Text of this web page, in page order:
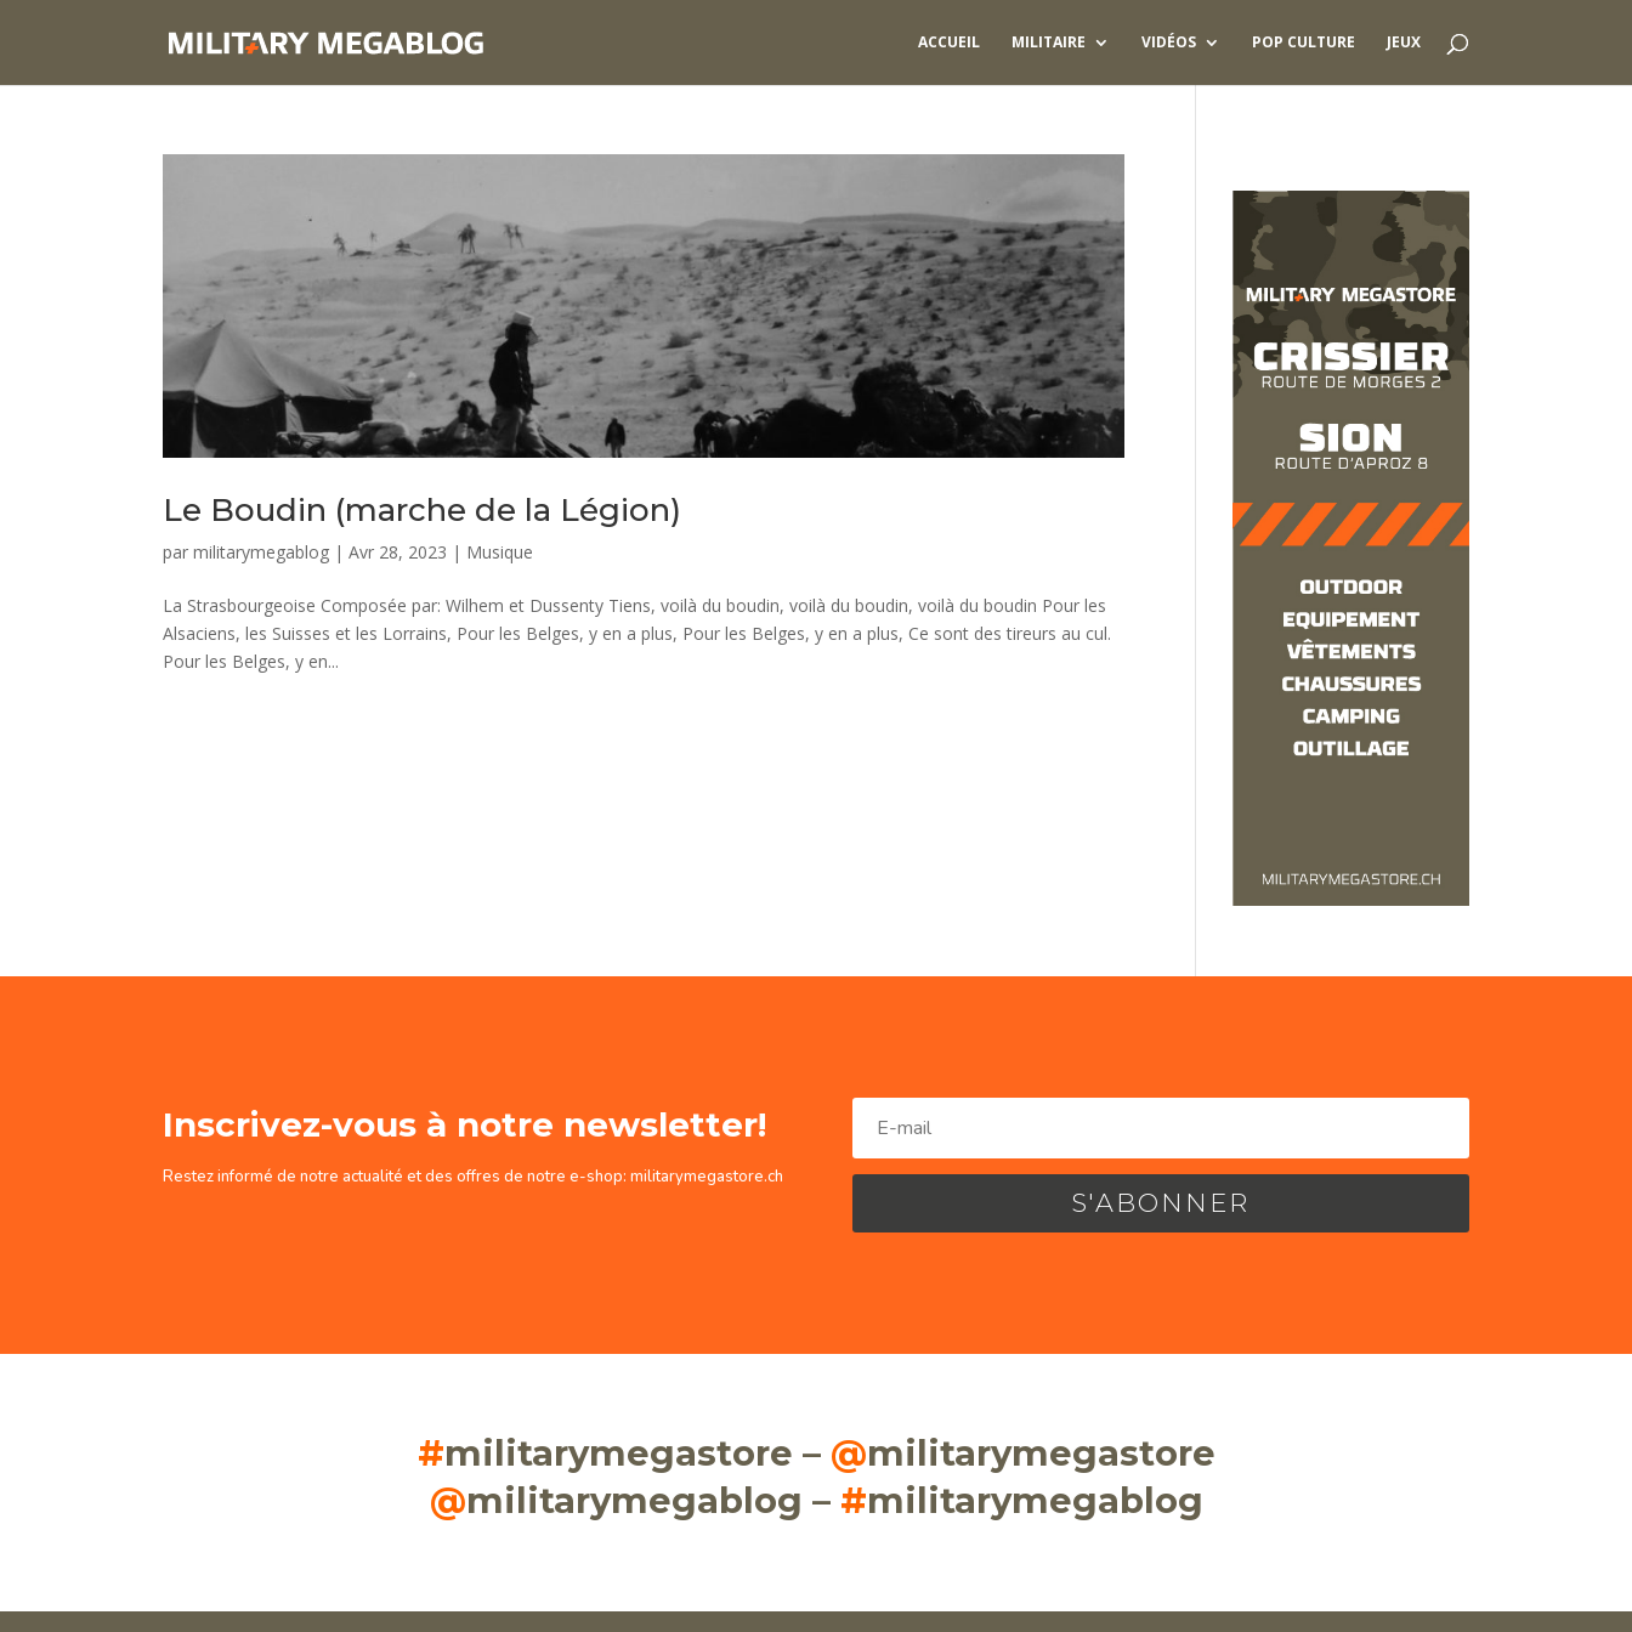
ACCUEIL MILITAIRE VIDÉOS POP CULTURE JEUX
Le Boudin (marche de la Légion)
parmilitarymegablog |Avr 28, 2023 | Musique
La Strasbourgeoise Composée par: Wilhem et Dussenty Tiens, voilà du boudin, voilà du boudin, voilà du boudin Pour les
Alsaciens, les Suisses et les Lorrains, Pour les Belges, y en a plus, Pour les Belges, y en a plus, Ce sont des tireurs au cul.
Pour les Belges, y en...
Inscrivez-vous à notre newsletter!
Restez informé de notre actualité et des offres de notre e-shop: militarymegastore.ch
S'ABONNER
#militarymegastore – @militarymegastore
@militarymegablog – #militarymegablog